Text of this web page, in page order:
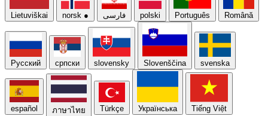
Lietuviškai norsk ● فارسی polski Português Română
Русский српски slovensky Slovenščina svenska
español ภาษาไทย Türkçe Українська Tiếng Việt